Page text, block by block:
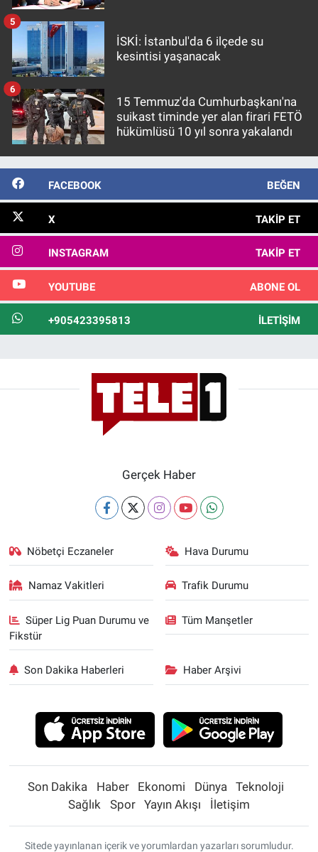
İSKİ: İstanbul'da 6 ilçede su
kesintisi yaşanacak
5
15 Temmuz'da Cumhurbaşkanı'na
suikast timinde yer alan firari FETÖ
hükümlüsü 10 yıl sonra yakalandı
6
FACEBOOK BEĞEN
X TAKIP ET
INSTAGRAM TAKIP ET
YOUTUBE ABONE OL
+905423395813 İLETIŞIM
Gerçek Haber
Nöbetçi Eczaneler Hava Durumu
Namaz Vakitleri Trafik Durumu
Süper Lig Puan Durumu ve
Fikstür
Tüm Manşetler
Son Dakika Haberleri Haber Arşivi
Son Dakika Haber Ekonomi Dünya
Teknoloji
Sağlık
Spor Yayın Akışı İletişim
Sitede yayınlanan içerik ve yorumlardan yazarları sorumludur.